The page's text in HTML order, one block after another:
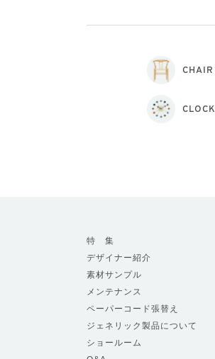
CHAIR
CLOCK
特 集
デザイナー紹介
素材サンプル
メンテナンス
ペーパーコード張替え
ジェネリック製品について
ショールーム